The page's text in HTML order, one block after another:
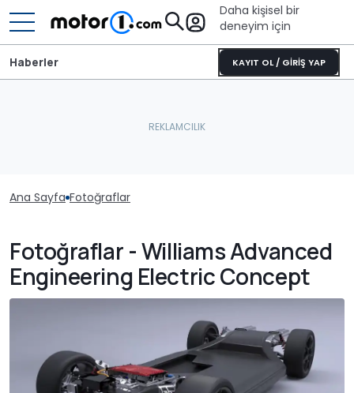
Daha kişisel bir
deneyim için
KAYIT OL / GİRİŞ YAP
Haberler
Ana Sayfa Fotoğraflar
Fotoğraflar - Williams Advanced
Engineering Electric Concept